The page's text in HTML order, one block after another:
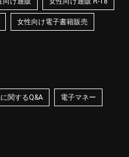
女性向け電子書籍販売
関するQ&A 電子マネー